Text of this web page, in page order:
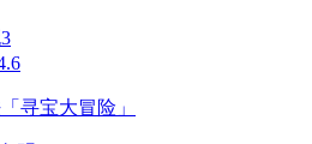
寻宝大冒险」